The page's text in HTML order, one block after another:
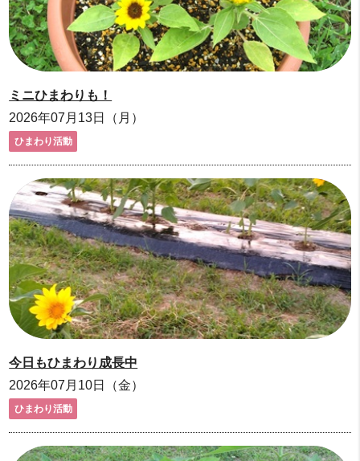
ミニひまわりも！
2026年07月13日（月）
ひまわり活動
今日もひまわり成長中
2026年07月10日（金）
ひまわり活動